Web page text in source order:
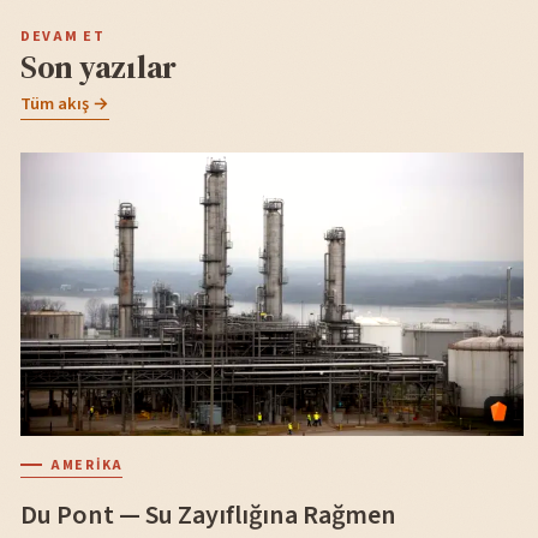
DEVAM ET
Son yazılar
Tüm akış →
AMERIKA
Du Pont — Su Zayıflığına Rağmen